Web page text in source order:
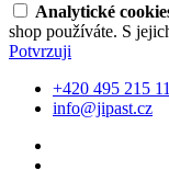
Analytické
shop používáte. S
Potvrzuji
+420 495 215
info@jipast.cz